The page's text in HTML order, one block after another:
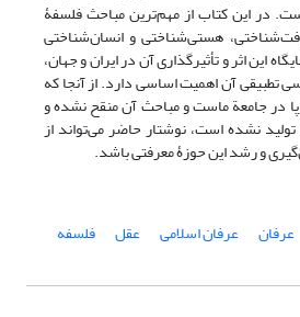
در این کتاب از مهم‌ترین مباحث فلسفۀ
هستی‌شناختی و انسان‌شناختی
این اثر و تأثیرگذاری آن در ایران و جهان،
تطبیقی آن اهمیت اساسی دارد. از آنجا که
در جامعة ماست و مباحث آن منقح نشده و
نشده است، نوشتار حاضر می‌تواند از
و رشد این حوزۀ معرفتی باشد.
عرفان عرفان اسلامی عقل فلسفه